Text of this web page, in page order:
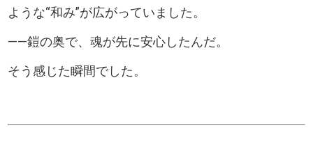
ような“和み”が広がっていました。
――鎧の奥で、魂が先に安心したんだ。
そう感じた瞬間でした。